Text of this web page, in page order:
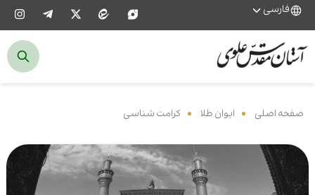
فارسی
صفحه اصلی ایوان طلا کرامت شناسی